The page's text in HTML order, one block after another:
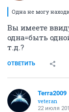
Одна не могу
Вы имеете
одна=быть
т.д.?
ОТВЕТИТЬ
Terra2009
veteran
22 июля